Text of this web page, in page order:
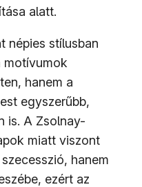
alatt.
népies stílusban
motívumok
hanem a
egyszerűbb,
is. A Zsolnay-
miatt viszont
hanem
ezért az